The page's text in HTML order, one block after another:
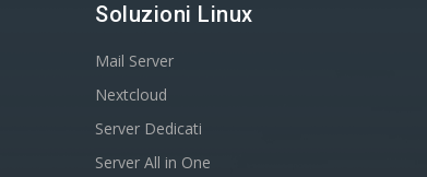
Soluzioni Linux
Mail Server
Nextcloud
Server Dedicati
Server All in One